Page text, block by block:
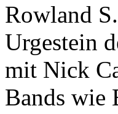
Rowland
Urgestein
mit Nick
Bands wie